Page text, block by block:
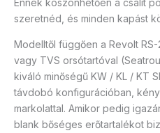
szeretnéd, és minden kapást
Modelltől függően a Revolt
vagy TVS orsótartóval
kiváló minőségű KW / KL / KT
távdobó konfigurációban,
markolattal. Amikor pedig
blank bőséges erőtartalékot